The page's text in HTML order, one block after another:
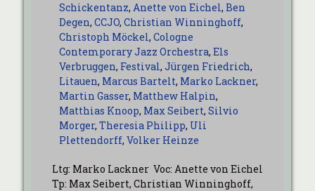
Schickentanz, Anette von Eichel, Ben
Degen, CCJO, Christian Winninghoff,
Christoph Möckel, Cologne
Contemporary Jazz Orchestra, Els
Verbruggen, Festival, Jürgen Friedrich,
Litauen, Marcus Bartelt, Marko Lackner,
Martin Gasser, Matthew Halpin,
Matthias Knoop, Max Seibert, Silvio
Morger, Theresia Philipp, Uli
Plettendorff, Volker Heinze
Ltg: Marko Lackner Voc: Anette von Eichel
Tp: Max Seibert, Christian Winninghoff,